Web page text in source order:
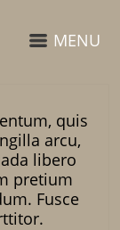
MENU
quis
arcu,
libero
pretium
Fusce